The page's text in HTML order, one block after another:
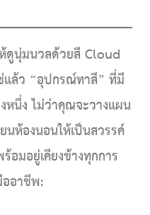
ดูนุ่มนวลด้วยสีCloud
ล้ว “อุปกรณ์ทาสี” ที่มี
นึ่ง ไม่ว่าคุณจะวางแผน
นห้องนอนให้เป็นสวรรค์
อมอยู่เคียงข้างทุกการ
อาชีพ: